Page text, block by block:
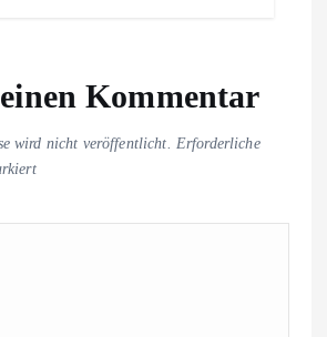
Kommentar
wird nicht veröffentlicht.
Erforderliche